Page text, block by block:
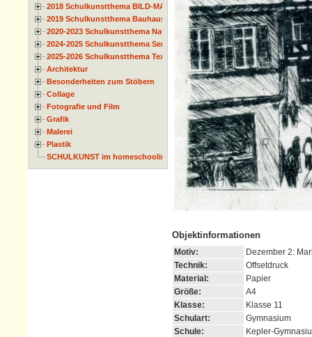
2018 Schulkunstthema BILD-MATERIAL-OBJEKT
2019 Schulkunstthema Bauhaus
2020-2023 Schulkunstthema Natur und Zeit
2024-2025 Schulkunstthema Serie
2025-2026 Schulkunstthema Textil
Architektur
Besonderheiten zum Stöbern
Collage
Fotografie und Film
Grafik
Malerei
Plastik
SCHULKUNST im homeschooling
Objektinformationen
Motiv:
Dezember 2:
Technik:
Offsetdruck
Material:
Papier
Größe:
A4
Klasse:
Klasse 11
Schulart:
Gymnasium
Schule:
Kepler-